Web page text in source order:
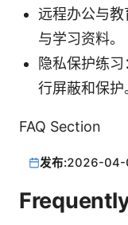
远程办公与
与学习资料。
隐私保护练
行屏蔽和保护
FAQ Section
发布:2026-04-